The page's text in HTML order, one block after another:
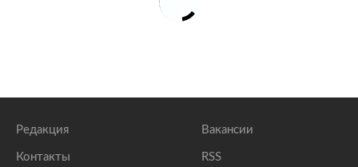
Редакция
Контакты
Вакансии
RSS